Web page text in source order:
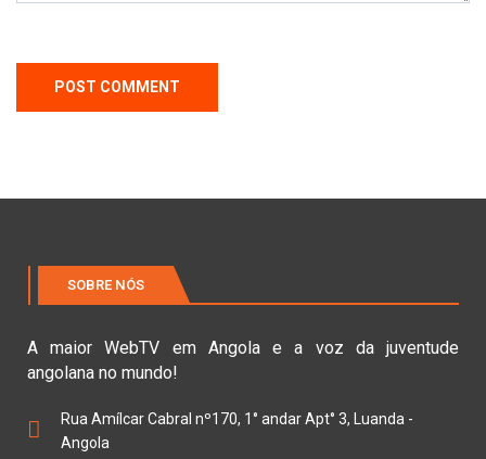
SOBRE NÓS
A maior WebTV em Angola e a voz da juventude
angolana no mundo!
Rua Amílcar Cabral nº170, 1° andar Apt° 3, Luanda -
Angola